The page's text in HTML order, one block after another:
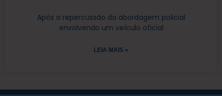
Após a repercussão da abordagem policial
envolvendo um veículo oficial
LEIA MAIS »